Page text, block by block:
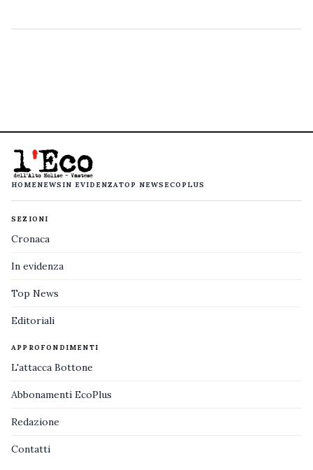
HOMENEWS IN EVIDENZATOP NEWS ECOPLUS
SEZIONI
Cronaca
In evidenza
Top News
Editoriali
APPROFONDIMENTI
L'attacca Bottone
Abbonamenti EcoPlus
Redazione
Contatti